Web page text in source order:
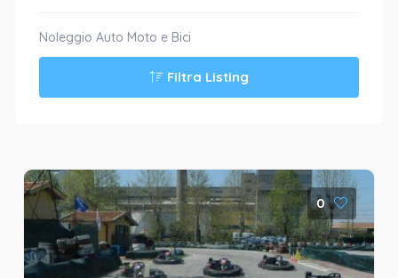
Noleggio Auto Moto e Bici
Filtra Listing
0